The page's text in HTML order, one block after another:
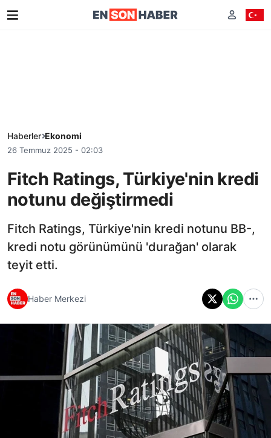
Haberler Ekonomi
26 Temmuz 2025 - 02:03
Fitch Ratings, Türkiye'nin kredi
notunu değiştirmedi
Fitch Ratings, Türkiye'nin kredi notunu BB-,
kredi notu görünümünü 'durağan' olarak
teyit etti.
Haber Merkezi